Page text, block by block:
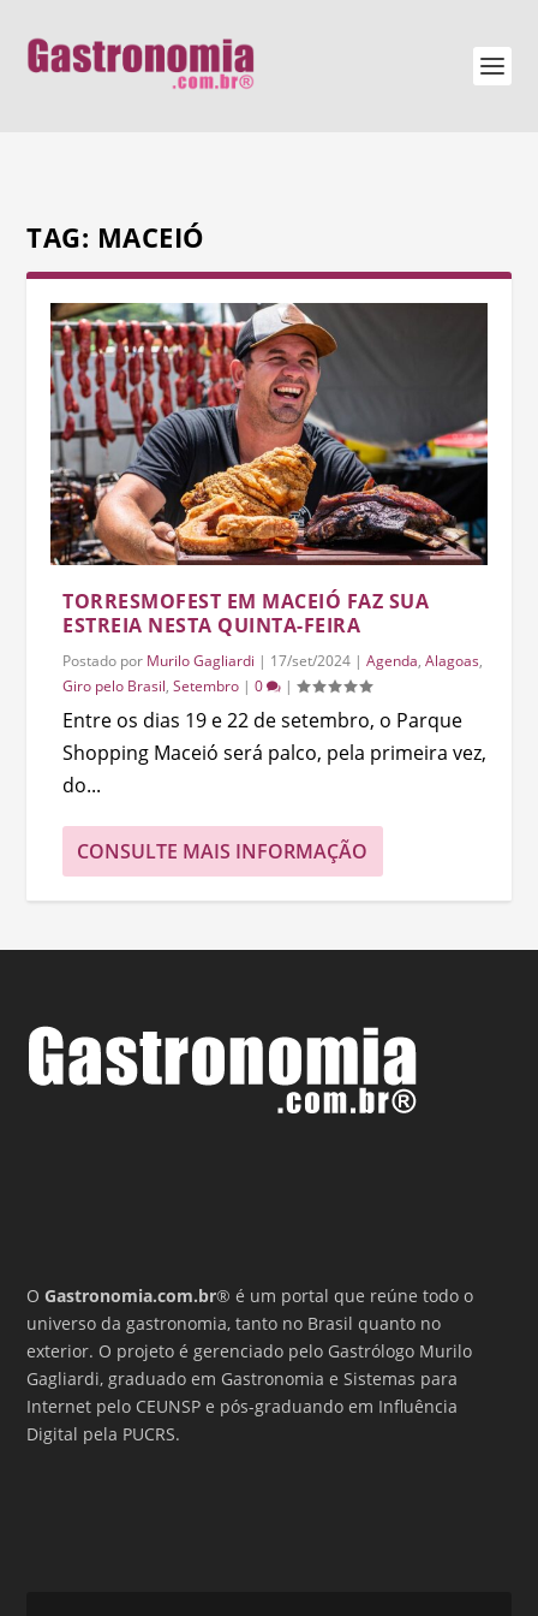
TAG: MACEIÓ
TORRESMOFEST EM MACEIÓ FAZ SUA
ESTREIA NESTA QUINTA-FEIRA
Postado por Murilo Gagliardi | 17/set/2024 |Agenda,Alagoas,
Giro pelo Brasil,Setembro |0 |
Entre os dias 19 e 22 de setembro, o Parque
Shopping Maceió será palco, pela primeira vez,
do...
CONSULTE MAIS INFORMAÇÃO
OGastronomia.com.br® é um portal que reúne todo o
universo da gastronomia, tanto no Brasil quanto no
exterior. O projeto é gerenciado pelo Gastrólogo Murilo
Gagliardi, graduado em Gastronomia e Sistemas para
Internet pelo CEUNSP e pós-graduando em Influência
Digital pela PUCRS.